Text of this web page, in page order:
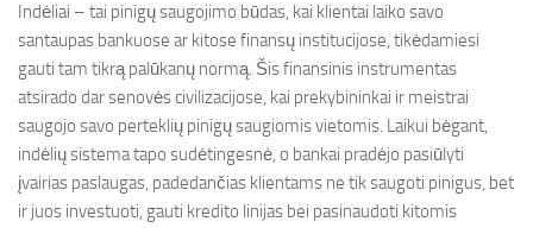
Indėliai – tai pinigų saugojimo būdas, kai klientai laiko savo
santaupas bankuose ar kitose finansų institucijose, tikėdamiesi
gauti tam tikrą palūkanų normą. Šis finansinis instrumentas
atsirado dar senovės civilizacijose, kai prekybininkai ir meistrai
saugojo savo perteklių pinigų saugiomis vietomis. Laikui bėgant,
indėlių sistema tapo sudėtingesnė, o bankai pradėjo pasiūlyti
įvairias paslaugas, padedančias klientams ne tik saugoti pinigus, bet
ir juos investuoti, gauti kredito linijas bei pasinaudoti kitomis